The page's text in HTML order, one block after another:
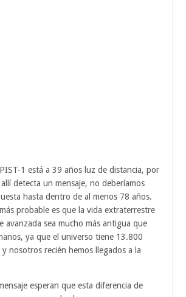
1 está a 39 años luz de distancia, por
detecta un mensaje, no deberíamos
hasta dentro de al menos 78 años.
probable es que la vida extraterrestre
avanzada sea mucho más antigua que
ya que el universo tiene 13.800
nosotros recién hemos llegados a la
esperan que esta diferencia de